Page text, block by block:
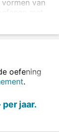
van
met
omde
oefening
.
per jaar.